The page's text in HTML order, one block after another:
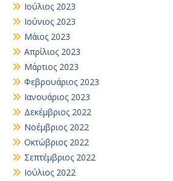
Ιούλιος 2023
Ιούνιος 2023
Μάιος 2023
Απρίλιος 2023
Μάρτιος 2023
Φεβρουάριος 2023
Ιανουάριος 2023
Δεκέμβριος 2022
Νοέμβριος 2022
Οκτώβριος 2022
Σεπτέμβριος 2022
Ιούλιος 2022